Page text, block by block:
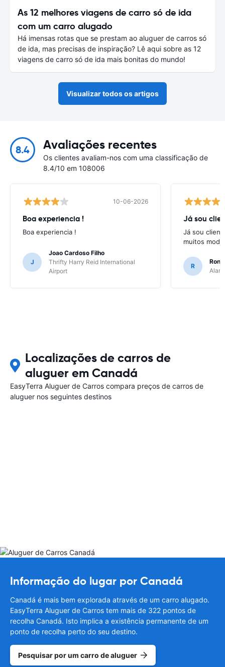
As 12 melhores viagens de carro só de ida
com um carro alugado
Há imensas rotas que se prestam ao aluguer de carros só
de ida, mas precisas de inspiração? Lê aqui sobre as 12
viagens de carro só de ida mais bonitas do mundo!
Visualizar todos os artigos
8.4 Avaliações recentes
Os clientes avaliam-nos com uma classificação de
8.4/10 em 108006
10-06-2026
Boa experiencia !
Boa experiencia !
J
Joao Cardoso Filho
Thrifty Harry Reid International
Airport
Já sou
Já sou
muitos
R
Localizações de carros de
aluguer em Canadá
EasyTerra Aluguer de Carros compara preços de carros de
aluguer nos seguintes destinos
Informação do lugar por Canadá
Canadá é mais bem explorada através de um carro alugado.
EasyTerra Aluguer de Carros tem mais de 322 pontos de
recolha Canadá. Isto implica a existência permanente de um
ponto de recolha perto do seu destino.
Pesquisar por um carro de aluguer